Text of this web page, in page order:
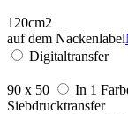
120cm2
auf dem Nackenlabel
Digitaltransfer
90 x 50
In 1
Siebdrucktransfer